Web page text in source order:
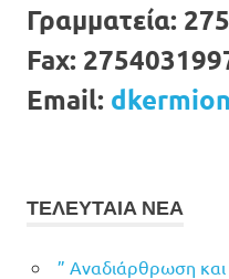
Γραμματεία:
Fax:
Email:
ΤΕΛΕΥΤΑΙΑ ΝΕΑ
” Αναδιάρθρωση